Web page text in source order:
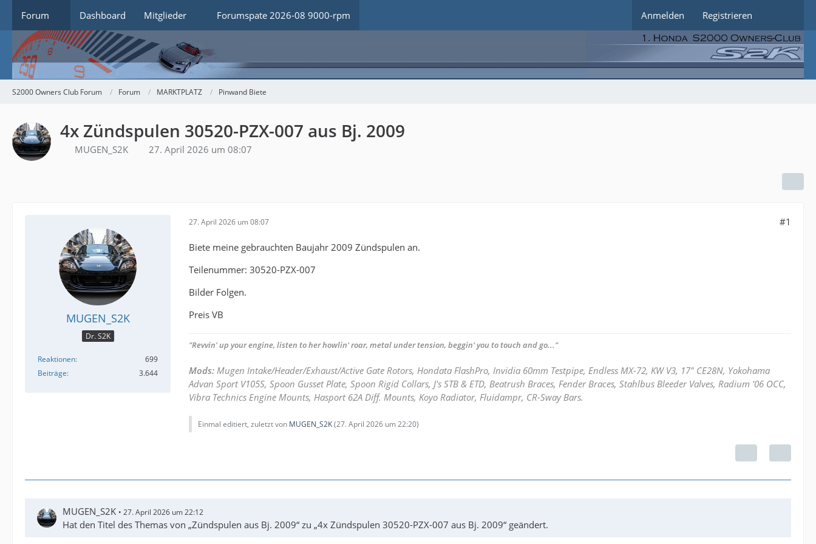
Forum Dashboard Mitglieder Forumspate 2026-08 9000-rpm Anmelden Registrieren
S2000 Owners Club Forum Forum MARKTPLATZ Pinwand Biete
4x Zündspulen 30520-PZX-007 aus Bj. 2009
MUGEN_S2K 27. April 2026 um 08:07
MUGEN_S2K
Dr. S2K
Reaktionen
699
Beiträge
3.644
27. April 2026 um 08:07 #1
Biete meine gebrauchten Baujahr 2009 Zündspulen an.
Teilenummer: 30520-PZX-007
Bilder Folgen.
Preis VB
"Revvin' up your engine, listen to her howlin' roar, metal under tension, beggin' you to touch and go..."
Mods: Mugen Intake/Header/Exhaust/Active Gate Rotors, Hondata FlashPro, Invidia 60mm Testpipe, Endless MX-72, KW V3, 17" CE28N, Yokohama
Advan Sport V105S, Spoon Gusset Plate, Spoon Rigid Collars, J's STB & ETD, Beatrush Braces, Fender Braces, Stahlbus Bleeder Valves, Radium '06 OCC,
Vibra Technics Engine Mounts, Hasport 62A Diff. Mounts, Koyo Radiator, Fluidampr, CR-Sway Bars.
Einmal editiert, zuletzt von MUGEN_S2K(27. April 2026 um 22:20)
MUGEN_S2K 27. April 2026 um 22:12
Hat den Titel des Themas von „Zündspulen aus Bj. 2009“ zu „4x Zündspulen 30520-PZX-007 aus Bj. 2009“ geändert.